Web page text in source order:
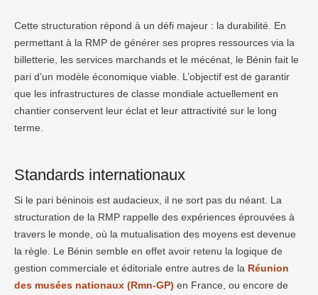
Cette structuration répond à un défi majeur : la durabilité. En
permettant à la RMP de générer ses propres ressources via la
billetterie, les services marchands et le mécénat, le Bénin fait le
pari d’un modèle économique viable. L’objectif est de garantir
que les infrastructures de classe mondiale actuellement en
chantier conservent leur éclat et leur attractivité sur le long
terme.
Standards internationaux
Si le pari béninois est audacieux, il ne sort pas du néant. La
structuration de la RMP rappelle des expériences éprouvées à
travers le monde, où la mutualisation des moyens est devenue
la règle. Le Bénin semble en effet avoir retenu la logique de
gestion commerciale et éditoriale entre autres de la Réunion
des musées nationaux (Rmn-GP) en France, ou encore de